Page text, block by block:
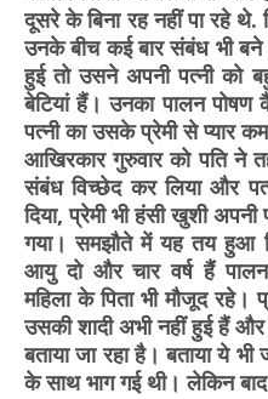
दूसरे के बिना रह नहीं पा रहे
उनके बीच कई बार संबंध भी
हुई तो उसने अपनी पत्नी को
बेटियां हैं। उनका पालन
पत्नी का उसके प्रेमी से प्यार
आखिरकार गुरुवार को पति ने
संबंध विच्छेद कर लिया और
दिया, प्रेमी भी हंसी खुशी
गया। समझौते में यह तय हुआ
आयु दो और चार वर्ष हैं
महिला के पिता भी मौजूद
उसकी शादी अभी नहीं हुई हैं और
बताया जा रहा है। बताया ये भी
के साथ भाग गई थी। लेकिन